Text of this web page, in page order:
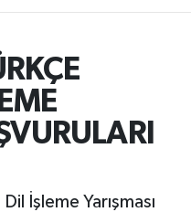
İşleme Yarışması